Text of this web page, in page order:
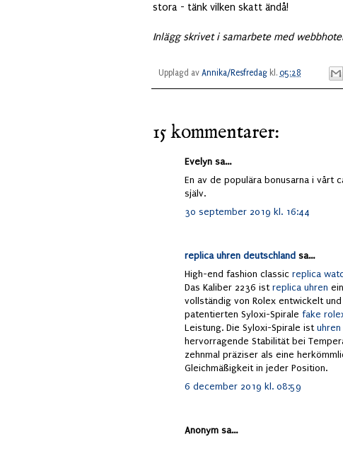
stora - tänk vilken skatt ändå!
Inlägg skrivet i samarbete med
Upplagd av Annika/Resfredag kl. 05:28
15 kommentarer:
Evelyn sa...
En av de populära bonusarna i vårt
själv.
30 september 2019 kl. 16:44
replica uhren deutschland sa...
High-end fashion classic replica
Das Kaliber 2236 ist replica uhren
vollständig von Rolex entwickelt
patentierten Syloxi-Spirale fake
Leistung. Die Syloxi-Spirale ist
hervorragende Stabilität bei
zehnmal präziser als eine
Gleichmäßigkeit in jeder Position.
6 december 2019 kl. 08:59
Anonym sa...